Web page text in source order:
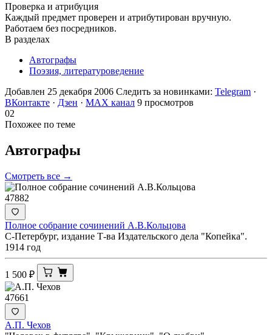
Проверка и атрибуция
Каждый предмет проверен и атрибутирован вручную.
Работаем без посредников.
В разделах
Автографы
Поэзия, литературоведение
Добавлен 25 декабря 2006 Следить за новинками: Telegram ·
ВКонтакте · Дзен · MAX канал 9 просмотров
02
Похожее по теме
Автографы
Смотреть все →
47882
Полное собрание сочинений А.В.Кольцова
С-Петербург, издание Т-ва Издательского дела "Копейка".
1914 год
1 500 ₽
47661
А.П. Чехов